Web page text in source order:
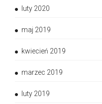
luty 2020
maj 2019
kwiecień 2019
marzec 2019
luty 2019